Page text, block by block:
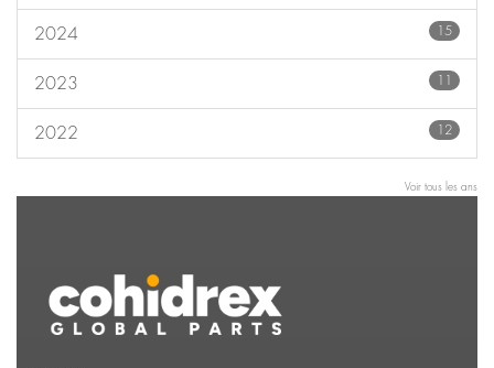
2024 15
2023 11
2022 12
Voir tous les ans